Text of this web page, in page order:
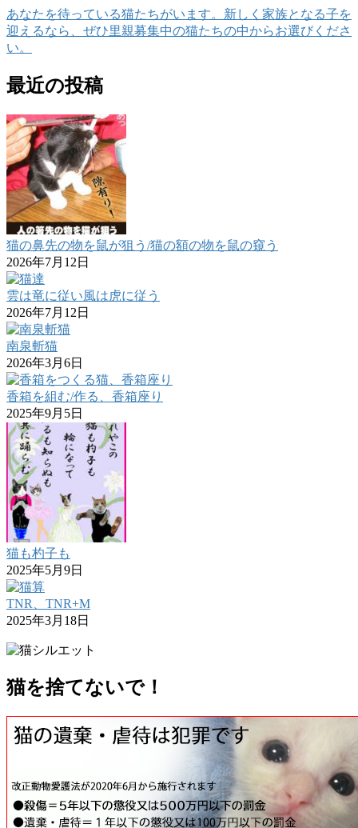
あなたを待っている猫たちがいます。新しく家族となる子を
迎えるなら、ぜひ里親募集中の猫たちの中からお選びくださ
い。
最近の投稿
猫の鼻先の物を鼠が狙う/猫の額の物を鼠の窺う
2026年7月12日
雲は竜に従い風は虎に従う
2026年7月12日
南泉斬猫
2026年3月6日
香箱を組む/作る、香箱座り
2025年9月5日
猫も杓子も
2025年5月9日
TNR、TNR+M
2025年3月18日
猫を捨てないで！